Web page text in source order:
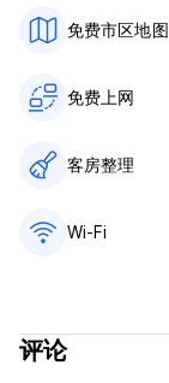
退房时间：10:30
请注意，La
所有在正常入住时
罗马市的旅游税（
客人需在抵达时以
免费市区地图
免费上网
客房整理
Wi-Fi
评论